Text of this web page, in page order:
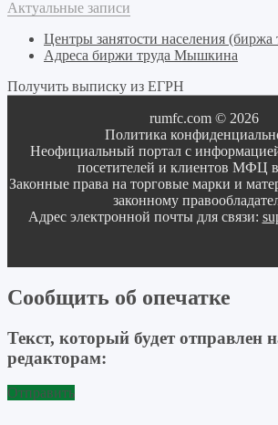
Актуальные записи
Центры занятости населения (биржа
Адреса биржи труда Мышкина
Получить выписку из ЕГРН
rumfc.com © 2026
Политика
Неофициальный портал с
посетителей и клиентов МФЦ
Законные права на торговые марки и
законному
Адрес электронной почты для связи:
Сообщить об опечатке
Текст, который будет отправлен
редакторам:
Отправить